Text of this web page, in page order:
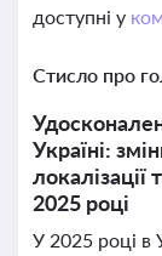
доступні у
Стисло про
Україні:
2025 році
У 2025 році в